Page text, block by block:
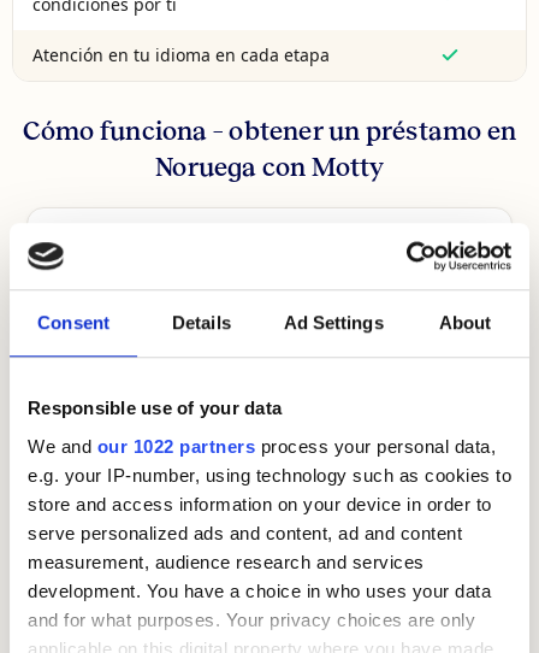
Consent Details Ad Settings About
Responsible use of your data
We and our 1022 partners process your personal data,
e.g. your IP-number, using technology such as cookies to
store and access information on your device in order to
serve personalized ads and content, ad and content
measurement, audience research and services
development. You have a choice in who uses your data
and for what purposes. Your privacy choices are only
applicable on this digital property where you have made
Atención en tu idioma en cada etapa
Cómo funciona – obtener un préstamo en
Noruega con Motty
Rellena un formulario rápido con tus datos
Un asesor te contacta para entender tu
situación
Preparamos una oferta personalizada